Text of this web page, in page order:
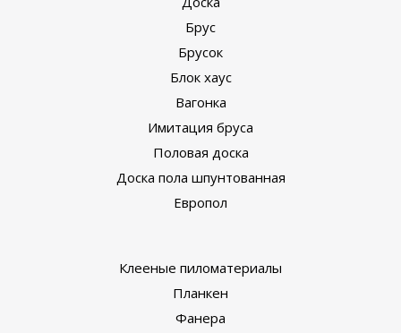
Брус
Брусок
Блок хаус
Вагонка
Имитация бруса
Половая доска
Доска пола шпунтованная
Европол
Клееные пиломатериалы
Планкен
Фанера